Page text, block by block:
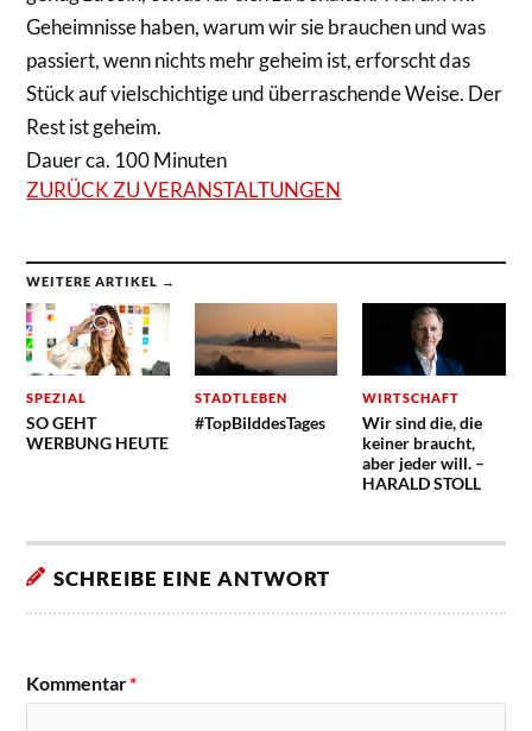
Geheimnisse haben, warum wir sie brauchen und was
passiert, wenn nichts mehr geheim ist, erforscht das
Stück auf vielschichtige und überraschende Weise. Der
Rest ist geheim.
Dauer ca. 100 Minuten
ZURÜCK ZU VERANSTALTUNGEN
WEITERE ARTIKEL →
SPEZIAL
SO GEHT
WERBUNG HEUTE
STADTLEBEN
#TopBilddesTages
WIRTSCHAFT
Wir sind die, die
keiner braucht,
aber jeder will. –
HARALD STOLL
SCHREIBE EINE ANTWORT
Kommentar*